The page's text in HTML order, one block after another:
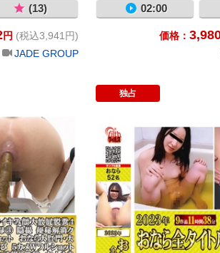
(13)
円 (税込3,941円)
JADE GROUP
02:00
価格：
独占